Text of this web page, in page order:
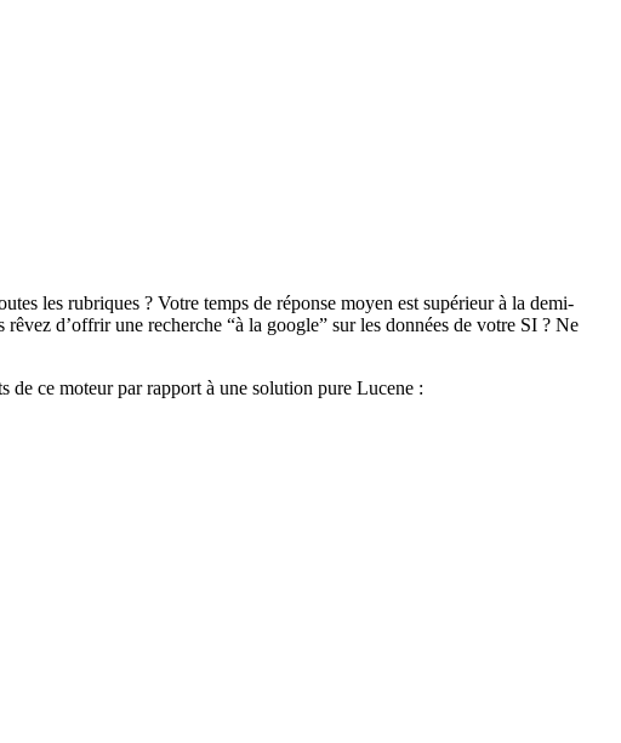
les rubriques ? Votre temps de réponse moyen est supérieur à la demi-
d’offrir une recherche “à la google” sur les données de votre SI ? Ne
de ce moteur par rapport à une solution pure Lucene :